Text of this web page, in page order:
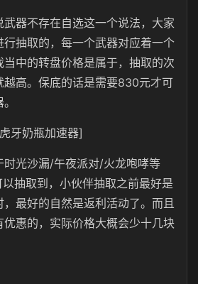
武器不存在自选这一个说法，大家
行抽取的，每一个武器对应着一个
中的转盘价格是属于，抽取的次
越高。保底的话是需要830元才可
牙奶瓶加速器]
时光沙漏/午夜派对/火龙咆哮等
抽取到，小伙伴抽取之前最好是
最好的自然是返利活动了。而且
优惠的，实际价格大概会少十几块